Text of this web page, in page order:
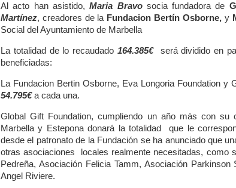
Al acto han asistido,Maria Bravosocia fundadora de
Martínez, creadores de la Fundacion Bertín Osborne, y
Social del Ayuntamiento de Marbella
La totalidad de lo recaudado 164.385€será dividido en
beneficiadas:
La Fundacion Bertin Osborne, Eva Longoria Foundation y
54.795€a cada una.
Global Gift Foundation, cumpliendo un año más con su
Marbella y Estepona donará la totalidad que le
desde el patronato de la Fundación se ha anunciado que
otras asociaciones locales realmente necesitadas, como
Pedreña, Asociación Felicia Tamm, Asociación
Angel Riviere.